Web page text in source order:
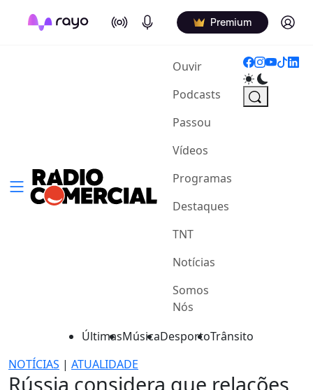
On Air Podcasts Premium Log in
Ouvir(current)
Podcasts
Passou
Vídeos
Programas
Destaques
TNT
Notícias
Somos
Nós
ÚltimasMúsicaDesportoTrânsito
NOTÍCIAS | ATUALIDADE
Rússia considera que relações